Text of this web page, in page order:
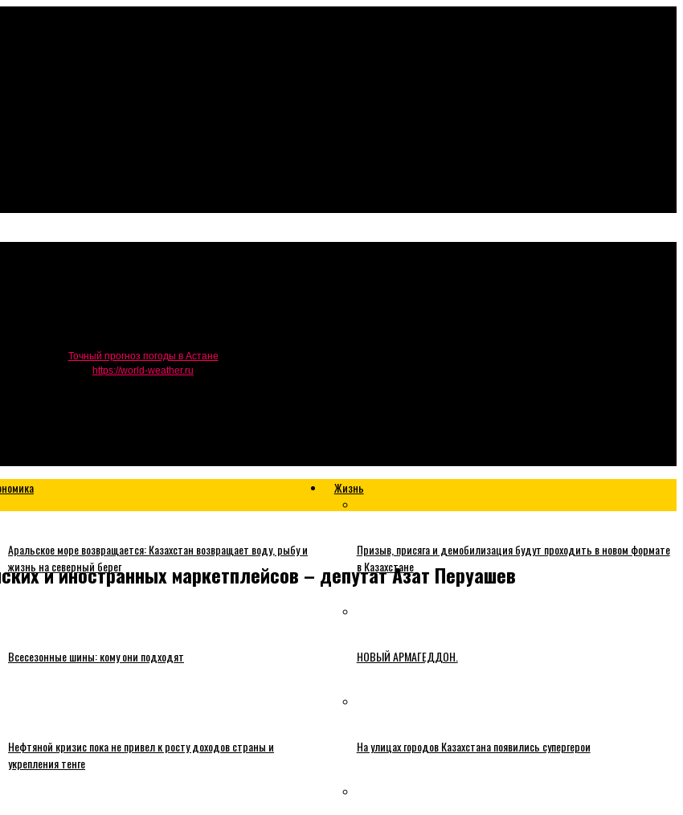
Точный прогноз погоды в Астане
https://world-weather.ru
Аральское море возвращается: Казахстан возвращает воду, рыбу и
жизнь на северный берег
Всесезонные шины: кому они подходят
Нефтяной кризис пока не привел к росту доходов страны и
укрепления тенге
Жизнь
Призыв, присяга и демобилизация будут проходить в новом формате
в Казахстане
НОВЫЙ АРМАГЕДДОН.
На улицах городов Казахстана появились супергерои
и иностранных маркетплейсов – депутат Азат Перуашев